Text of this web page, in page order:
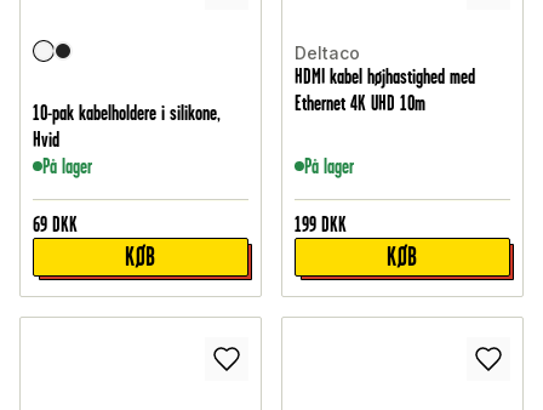
10-pak kabelholdere i silikone,
Hvid
På lager
69 DKK
KØB
Deltaco
HDMI kabel højhastighed med
Ethernet 4K UHD 10m
På lager
199 DKK
KØB